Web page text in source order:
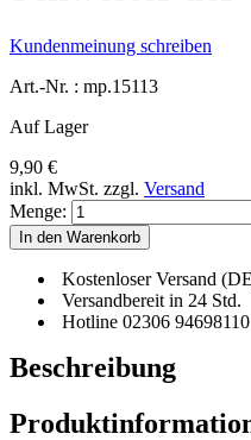
Kundenmeinung schreiben
Art.-Nr. : mp.15113
Auf Lager
9,90 €
inkl. MwSt. zzgl. Versand
Menge:
In den Warenkorb
Kostenloser Versand
Versandbereit in 24 Std.
Hotline 02306 94698110
Beschreibung